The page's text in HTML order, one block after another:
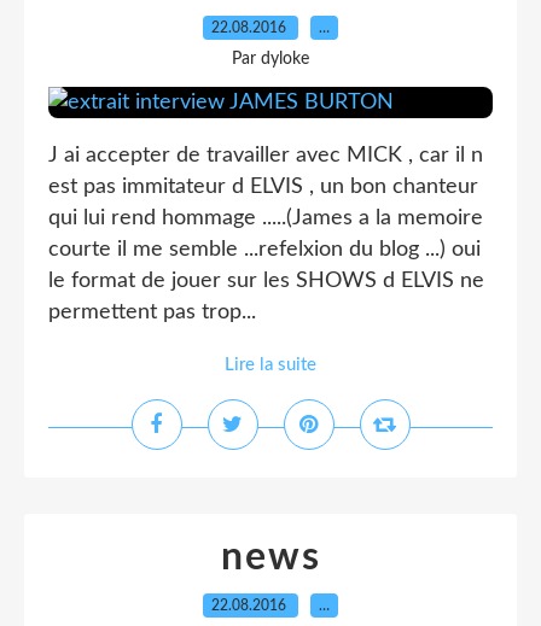
22.08.2016 …
Par dyloke
J ai accepter de travailler avec MICK , car il n
est pas immitateur d ELVIS , un bon chanteur
qui lui rend hommage .....(James a la memoire
courte il me semble ...refelxion du blog ...) oui
le format de jouer sur les SHOWS d ELVIS ne
permettent pas trop...
Lire la suite
news
22.08.2016 …